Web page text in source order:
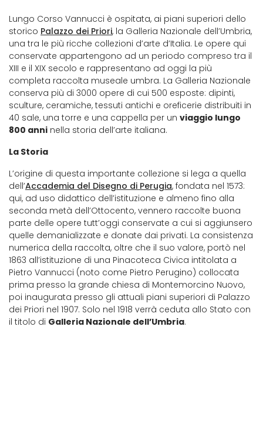
Lungo Corso Vannucci è ospitata, ai piani superiori dello
storico Palazzo dei Priori, la Galleria Nazionale dell’Umbria,
una tra le più ricche collezioni d’arte d’Italia. Le opere qui
conservate appartengono ad un periodo compreso tra il
XIII e il XIX secolo e rappresentano ad oggi la più
completa raccolta museale umbra. La Galleria Nazionale
conserva più di 3000 opere di cui 500 esposte: dipinti,
sculture, ceramiche, tessuti antichi e oreficerie distribuiti in
40 sale, una torre e una cappella per un viaggio lungo
800 anni nella storia dell’arte italiana.
La Storia
L’origine di questa importante collezione si lega a quella
dell’Accademia del Disegno di Perugia, fondata nel 1573:
qui, ad uso didattico dell’istituzione e almeno fino alla
seconda metà dell’Ottocento, vennero raccolte buona
parte delle opere tutt’oggi conservate a cui si aggiunsero
quelle demanializzate e donate dai privati. La consistenza
numerica della raccolta, oltre che il suo valore, portò nel
1863 all’istituzione di una Pinacoteca Civica intitolata a
Pietro Vannucci (noto come Pietro Perugino) collocata
prima presso la grande chiesa di Montemorcino Nuovo,
poi inaugurata presso gli attuali piani superiori di Palazzo
dei Priori nel 1907. Solo nel 1918 verrà ceduta allo Stato con
il titolo di Galleria Nazionale dell’Umbria.